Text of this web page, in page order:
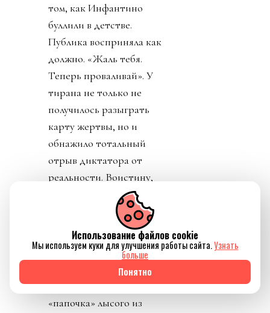
том, как Инфантино
буллили в детстве.
Публика восприняла как
должно. «Жаль тебя.
Теперь проваливай». У
тирана не только не
получилось разыграть
карту жертвы, но и
обнажило тотальный
отрыв диктатора от
реальности. Воистину,
тираны, жулики и
диктаторы так похожи
друг на друга.
День 8. Понедельник. А
бенефициар и
«папочка» лысого из
Использование файлов cookie
Мы используем куки для улучшения работы сайта.Узнать
больше
Понятно